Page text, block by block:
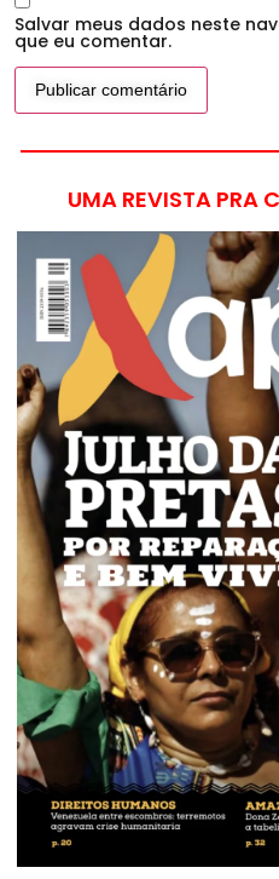
Salvar meus dados neste
que eu comentar.
UMA REVISTA PRA